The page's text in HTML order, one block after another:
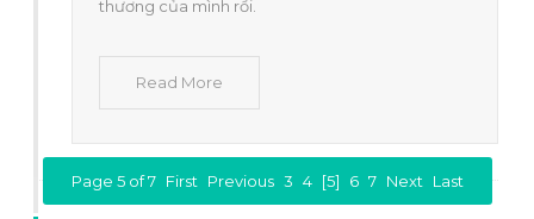
thương của mình rồi.
Read More
Page 5 of 7 First Previous 3 4 [5] 6 7 Next Last